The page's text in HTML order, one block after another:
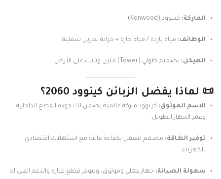
الماركة: كينوود (Kenwood).
الوظائف: مياه باردة / مياه حارة + خزانة تخزين سفلية.
الهيكل: تصميم طولي (Tower) متين وثابت على الأرض.
📜 لماذا يفضل الزبائن كينوود 2060؟
الاسم الموثوق: كينوود ماركة عالمية تضمن لك جودة القطع الداخلية
وعمر الجهاز الطويل.
توفير الطاقة: مصمم ليعمل بكفاءة عالية مع استهلاك اقتصادي
للكهرباء.
سهولة الصيانة: جهاز عملي وموثوق، وتتوفر قطع غياره والدعم الفني له